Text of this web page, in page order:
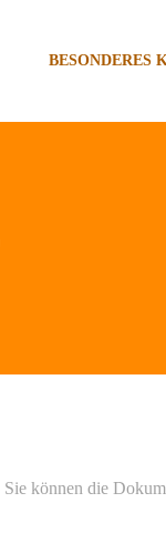
BESONDERES
können die